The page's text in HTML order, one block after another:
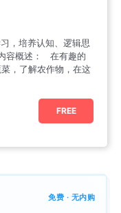
，培养认知、逻辑思
，了解农作物，在这
FREE
免费 · 无内购